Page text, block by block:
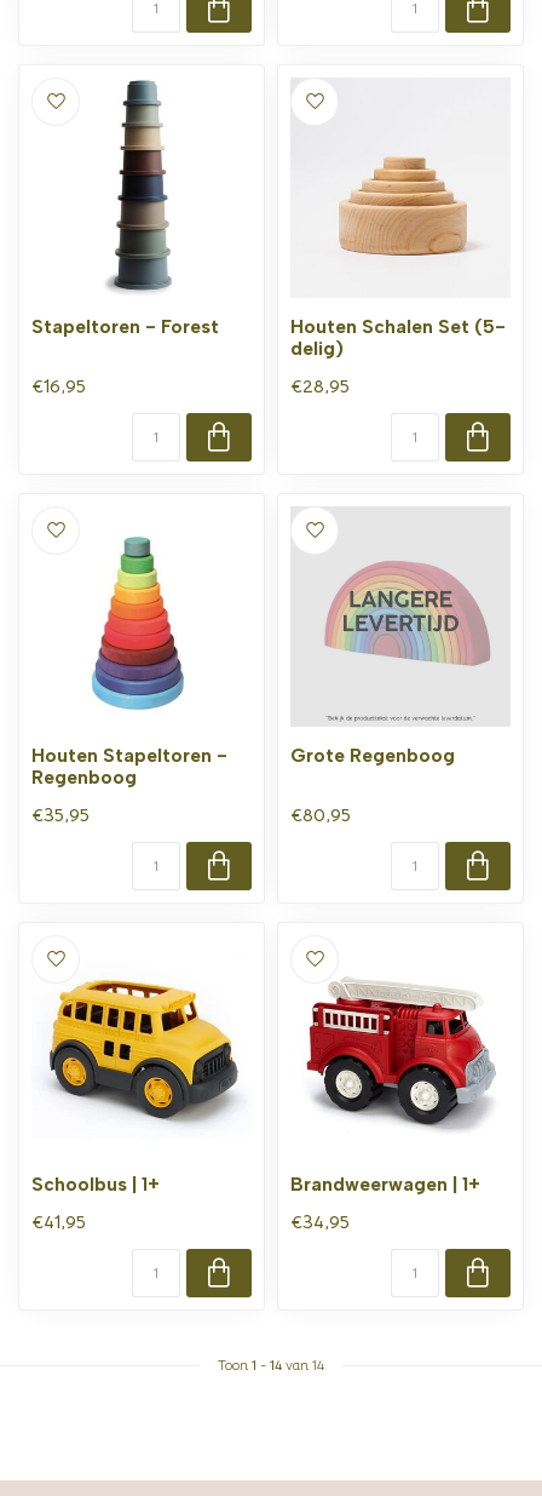
Stapeltoren - Forest
€16,95
Houten Schalen Set (5-
delig)
€28,95
Houten Stapeltoren -
Regenboog
€35,95
Grote Regenboog
€80,95
Schoolbus | 1+
€41,95
Brandweerwagen | 1+
€34,95
Toon 1 - 14 van 14